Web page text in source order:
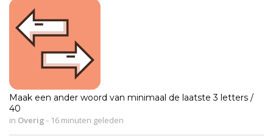
Maak een ander woord van minimaal de laatste 3 letters /
40
in Overig - 16 minuten geleden